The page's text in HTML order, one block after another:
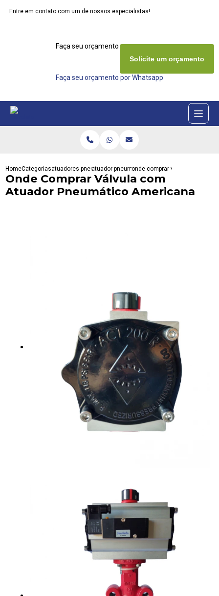
Entre em contato com um de nossos especialistas!
Faça seu orçamento agora mesmo
Faça seu orçamento por Whatsapp
Solicite um orçamento
HomeCategoriasatuadores pneumaticosatuador pneumatico actregonde comprar valvula com
Onde Comprar Válvula com
Atuador Pneumático Americana